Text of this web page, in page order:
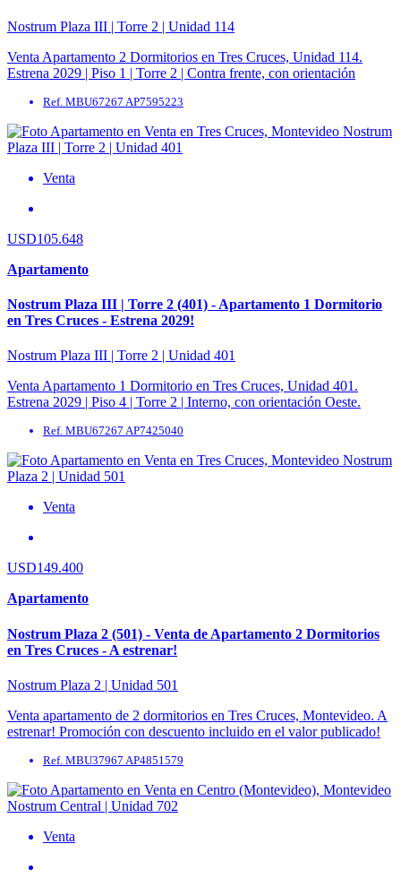
Nostrum Plaza III | Torre 2 | Unidad 114
Venta Apartamento 2 Dormitorios en Tres Cruces, Unidad 114.
Estrena 2029 | Piso 1 | Torre 2 | Contra frente, con orientación
Ref. MBU67267 AP7595223
Venta
USD105.648
Apartamento
Nostrum Plaza III | Torre 2 (401) - Apartamento 1 Dormitorio
en Tres Cruces - Estrena 2029!
Nostrum Plaza III | Torre 2 | Unidad 401
Venta Apartamento 1 Dormitorio en Tres Cruces, Unidad 401.
Estrena 2029 | Piso 4 | Torre 2 | Interno, con orientación Oeste.
Ref. MBU67267 AP7425040
Venta
USD149.400
Apartamento
Nostrum Plaza 2 (501) - Venta de Apartamento 2 Dormitorios
en Tres Cruces - A estrenar!
Nostrum Plaza 2 | Unidad 501
Venta apartamento de 2 dormitorios en Tres Cruces, Montevideo. A
estrenar! Promoción con descuento incluido en el valor publicado!
Ref. MBU37967 AP4851579
Venta